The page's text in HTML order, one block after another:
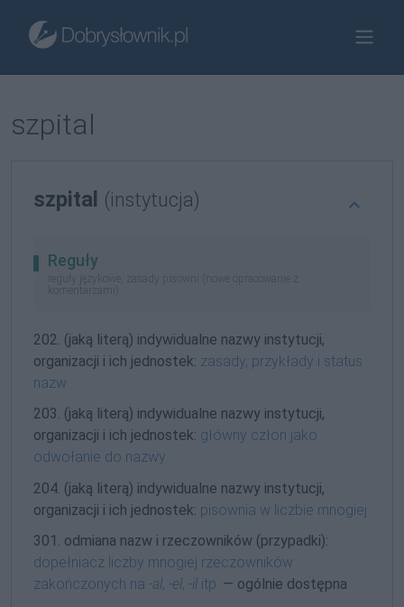
szpital
szpital (instytucja)
Reguły
reguły językowe, zasady pisowni (nowe opracowanie z
komentarzami)
202. (jaką literą) indywidualne nazwy instytucji,
organizacji i ich jednostek: zasady, przykłady i status
nazw
203. (jaką literą) indywidualne nazwy instytucji,
organizacji i ich jednostek: główny człon jako
odwołanie do nazwy
204. (jaką literą) indywidualne nazwy instytucji,
organizacji i ich jednostek: pisownia w liczbie mnogiej
301. odmiana nazw i rzeczowników (przypadki):
dopełniacz liczby mnogiej rzeczowników
zakończonych na -al, -el, -il itp. — ogólnie dostępna